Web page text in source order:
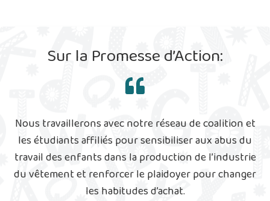
Sur la Promesse d’Action:
Nous travaillerons avec notre réseau de coalition et
les étudiants affiliés pour sensibiliser aux abus du
travail des enfants dans la production de l’industrie
du vêtement et renforcer le plaidoyer pour changer
les habitudes d’achat.